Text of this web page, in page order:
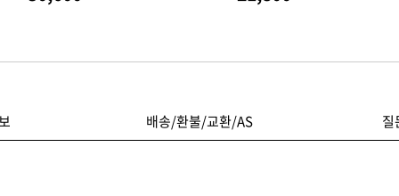
배송/환불/교환/AS 질